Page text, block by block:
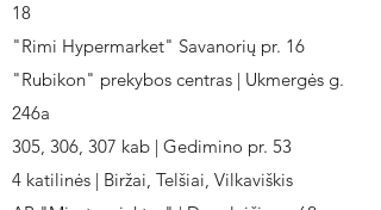
18
"Rimi Hypermarket" Savanorių pr. 16
"Rubikon" prekybos centras | Ukmergės g.
246a
305, 306, 307 kab | Gedimino pr. 53
4 katilinės | Biržai, Telšiai, Vilkaviškis